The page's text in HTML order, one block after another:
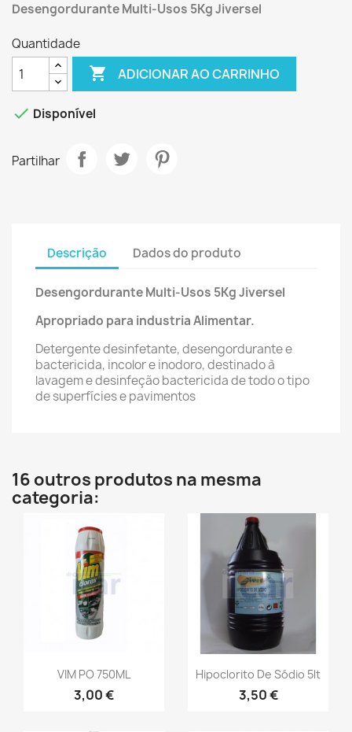
Desengordurante Multi-Usos 5Kg Jiversel
Quantidade
 ADICIONAR AO CARRINHO
 Disponível
Partilhar
Descrição Dados do produto
Desengordurante Multi-Usos 5Kg Jiversel
Apropriado para industria Alimentar.
Detergente desinfetante, desengordurante e
bactericida, incolor e inodoro, destinado à
lavagem e desinfeção bactericida de todo o tipo
de superfícies e pavimentos
16 outros produtos na mesma
categoria:
VIM PO 750ML
3,00 €
Hipoclorito De Sódio 5lt
3,50 €